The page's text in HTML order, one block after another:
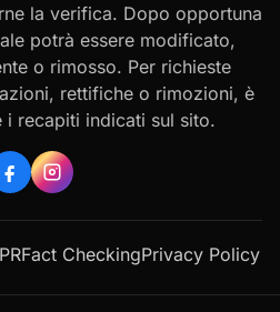
la verifica. Dopo opportuna
potrà essere modificato,
o rimosso. Per richieste
rettifiche o rimozioni, è
i recapiti indicati sul sito.
Fact CheckingPrivacy Policy